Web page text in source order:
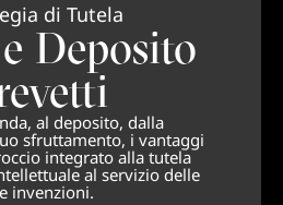
di Tutela
Deposito
al deposito, dalla
sfruttamento, i vantaggi
integrato alla tutela
al servizio delle
invenzioni.